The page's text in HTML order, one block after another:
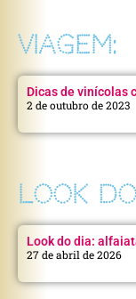
VIAGEM:
Dicas de vinícolas
2 de outubro de 2023
LOOK
Look do dia:
27 de abril de 2026